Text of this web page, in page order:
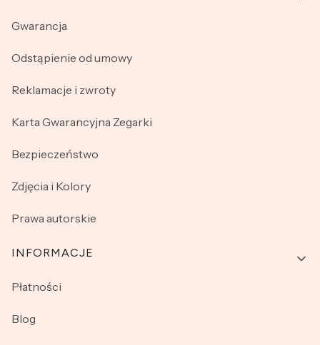
Gwarancja
Odstąpienie od umowy
Reklamacje i zwroty
Karta Gwarancyjna Zegarki
Bezpieczeństwo
Zdjęcia i Kolory
Prawa autorskie
INFORMACJE
Płatności
Blog